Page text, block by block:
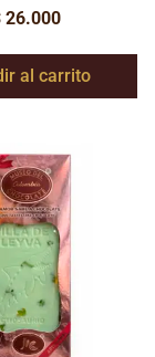
26.000
al carrito